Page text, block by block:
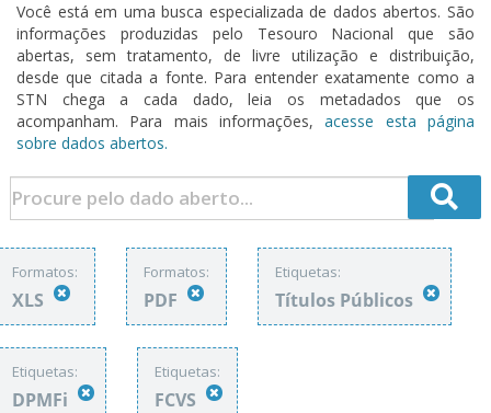
Você está em uma busca especializada de dados abertos. São
informações produzidas pelo Tesouro Nacional que são
abertas, sem tratamento, de livre utilização e distribuição,
desde que citada a fonte. Para entender exatamente como a
STN chega a cada dado, leia os metadados que os
acompanham. Para mais informações,acesse esta página
sobre dados abertos.
Formatos:
XLS
Formatos:
PDF
Etiquetas:
Títulos Públicos
Etiquetas:
DPMFi
Etiquetas:
FCVS